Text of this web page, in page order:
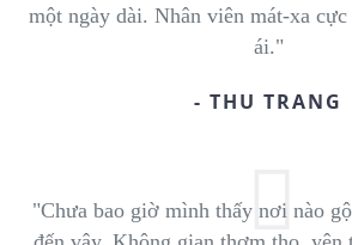
một ngày dài. Nhân viên mát-xa
ái."
- THU TRANG
"Chưa bao giờ mình thấy nơi nào